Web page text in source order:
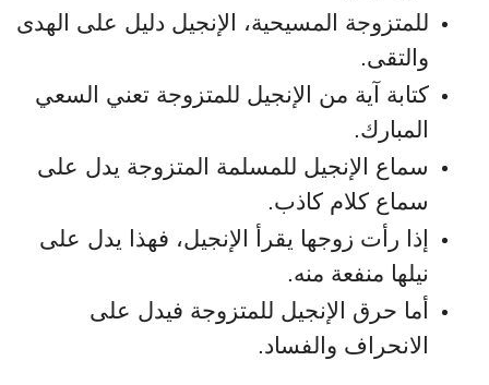
للمتزوجة المسيحية، الإنجيل دليل على الهدى
والتقى.
كتابة آية من الإنجيل للمتزوجة تعني السعي
المبارك.
سماع الإنجيل للمسلمة المتزوجة يدل على
سماع كلام كاذب.
إذا رأت زوجها يقرأ الإنجيل، فهذا يدل على
نيلها منفعة منه.
أما حرق الإنجيل للمتزوجة فيدل على
الانحراف والفساد.